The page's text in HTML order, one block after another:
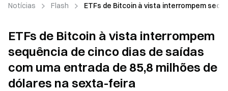
Notícias Flash ETFs de Bitcoin à vista interrompem
ETFs de Bitcoin à vista interrompem
sequência de cinco dias de saídas
com uma entrada de 85,8 milhões de
dólares na sexta-feira